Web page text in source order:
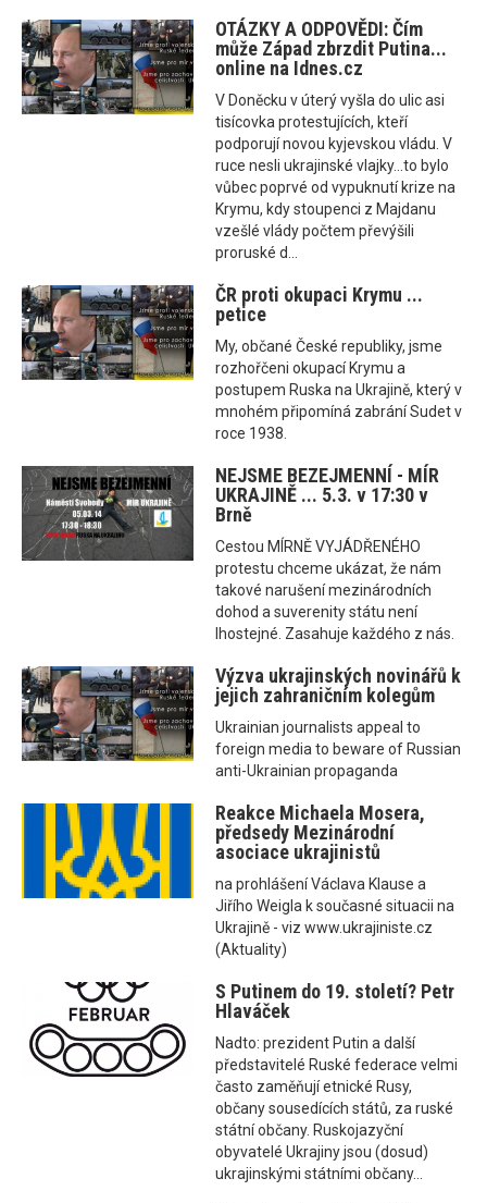
OTÁZKY A ODPOVĚDI: Čím
může Západ zbrzdit Putina...
online na Idnes.cz
V Doněcku v úterý vyšla do ulic asi
tisícovka protestujících, kteří
podporují novou kyjevskou vládu. V
ruce nesli ukrajinské vlajky...to bylo
vůbec poprvé od vypuknutí krize na
Krymu, kdy stoupenci z Majdanu
vzešlé vlády počtem převýšili
proruské d...
ČR proti okupaci Krymu ...
petice
My, občané České republiky, jsme
rozhořčeni okupací Krymu a
postupem Ruska na Ukrajině, který v
mnohém připomíná zabrání Sudet v
roce 1938.
NEJSME BEZEJMENNÍ - MÍR
UKRAJINĚ ... 5.3. v 17:30 v
Brně
Cestou MÍRNĚ VYJÁDŘENÉHO
protestu chceme ukázat, že nám
takové narušení mezinárodních
dohod a suverenity státu není
lhostejné. Zasahuje každého z nás.
Výzva ukrajinských novinářů k
jejich zahraničním kolegům
Ukrainian journalists appeal to
foreign media to beware of Russian
anti-Ukrainian propaganda
Reakce Michaela Mosera,
předsedy Mezinárodní
asociace ukrajinistů
na prohlášení Václava Klause a
Jiřího Weigla k současné situacii na
Ukrajině - viz www.ukrajiniste.cz
(Aktuality)
S Putinem do 19. století? Petr
Hlaváček
Nadto: prezident Putin a další
představitelé Ruské federace velmi
často zaměňují etnické Rusy,
občany sousedících států, za ruské
státní občany. Ruskojazyční
obyvatelé Ukrajiny jsou (dosud)
ukrajinskými státními občany...